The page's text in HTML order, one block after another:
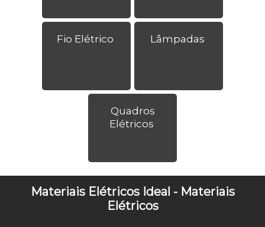
Fio Elétrico Lâmpadas
Quadros
Elétricos
Materiais Elétricos Ideal - Materiais
Elétricos